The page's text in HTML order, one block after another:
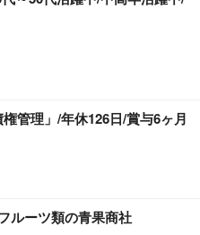
管理」/年休126日/賞与6ヶ月
ルーツ類の青果商社